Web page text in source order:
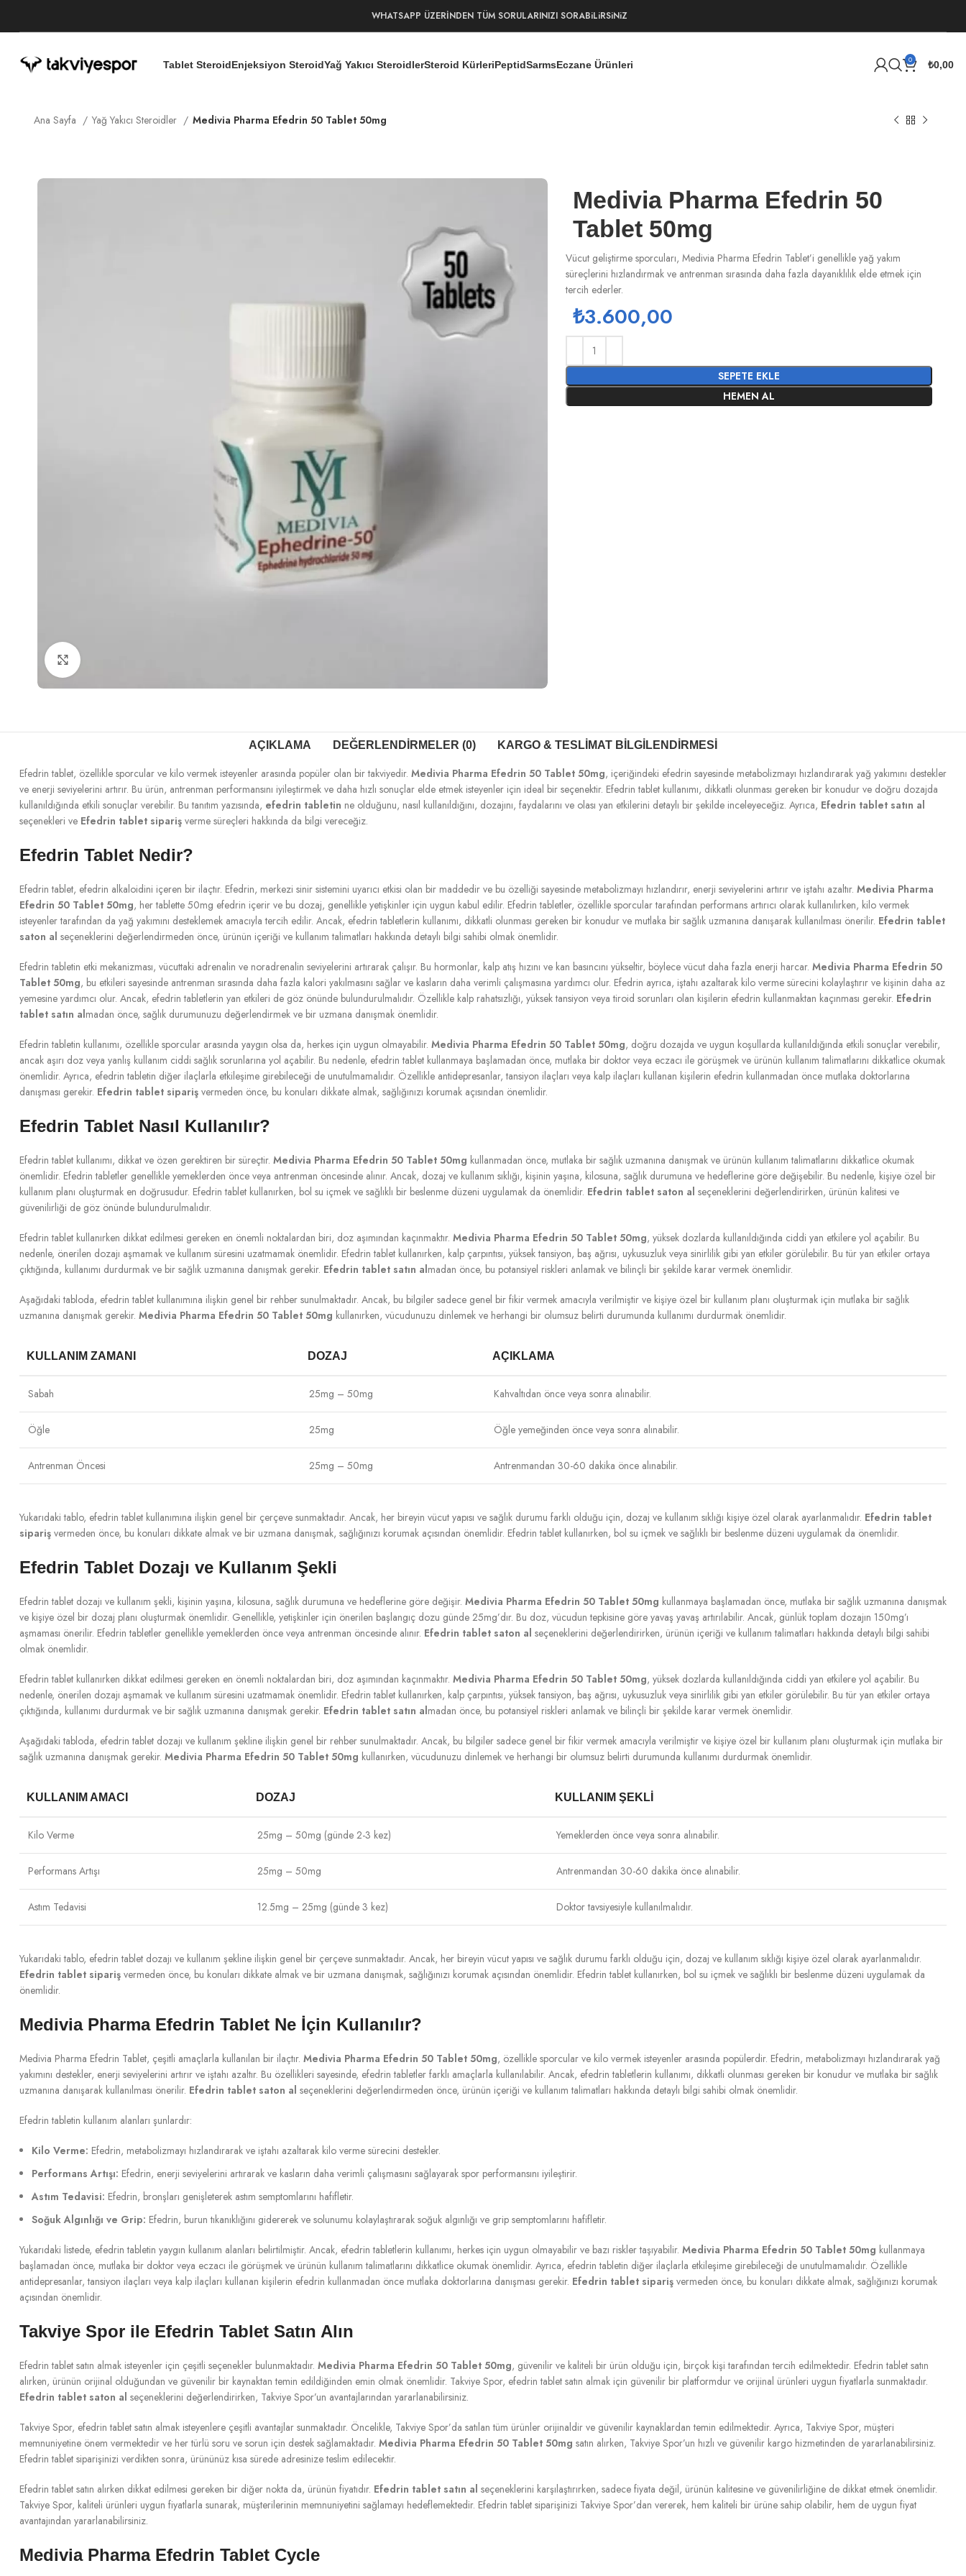
WHATSAPP ÜZERİNDEN TÜM SORULARINIZI SORABiLiRSiNiZ
Tablet SteroidEnjeksiyon SteroidYağ Yakıcı SteroidlerSteroid KürleriPeptidSarmsEczane Ürünleri 0 ₺0,00
Ana Sayfa Yağ Yakıcı Steroidler Medivia Pharma Efedrin 50 Tablet 50mg
Medivia Pharma Efedrin 50
Tablet 50mg
Vücut geliştirme sporcuları, Medivia Pharma Efedrin Tablet’i genellikle yağ yakım
süreçlerini hızlandırmak ve antrenman sırasında daha fazla dayanıklılık elde etmek için
tercih ederler.
₺3.600,00
SEPETE EKLE
HEMEN AL
AÇIKLAMA DEĞERLENDIRMELER (0) KARGO & TESLIMAT BILGILENDIRMESI
Efedrin tablet, özellikle sporcular ve kilo vermek isteyenler arasında popüler olan bir takviyedir. Medivia Pharma Efedrin 50 Tablet 50mg, içeriğindeki efedrin sayesinde metabolizmayı hızlandırarak yağ yakımını destekler
ve enerji seviyelerini artırır. Bu ürün, antrenman performansını iyileştirmek ve daha hızlı sonuçlar elde etmek isteyenler için ideal bir seçenektir. Efedrin tablet kullanımı, dikkatli olunması gereken bir konudur ve doğru dozajda
kullanıldığında etkili sonuçlar verebilir. Bu tanıtım yazısında, efedrin tabletin ne olduğunu, nasıl kullanıldığını, dozajını, faydalarını ve olası yan etkilerini detaylı bir şekilde inceleyeceğiz. Ayrıca, Efedrin tablet satın al
seçenekleri ve Efedrin tablet sipariş verme süreçleri hakkında da bilgi vereceğiz.
Efedrin Tablet Nedir?
Efedrin tablet, efedrin alkaloidini içeren bir ilaçtır. Efedrin, merkezi sinir sistemini uyarıcı etkisi olan bir maddedir ve bu özelliği sayesinde metabolizmayı hızlandırır, enerji seviyelerini artırır ve iştahı azaltır. Medivia Pharma
Efedrin 50 Tablet 50mg, her tablette 50mg efedrin içerir ve bu dozaj, genellikle yetişkinler için uygun kabul edilir. Efedrin tabletler, özellikle sporcular tarafından performans artırıcı olarak kullanılırken, kilo vermek
isteyenler tarafından da yağ yakımını desteklemek amacıyla tercih edilir. Ancak, efedrin tabletlerin kullanımı, dikkatli olunması gereken bir konudur ve mutlaka bir sağlık uzmanına danışarak kullanılması önerilir. Efedrin tablet
saton al seçeneklerini değerlendirmeden önce, ürünün içeriği ve kullanım talimatları hakkında detaylı bilgi sahibi olmak önemlidir.
Efedrin tabletin etki mekanizması, vücuttaki adrenalin ve noradrenalin seviyelerini artırarak çalışır. Bu hormonlar, kalp atış hızını ve kan basıncını yükseltir, böylece vücut daha fazla enerji harcar. Medivia Pharma Efedrin 50
Tablet 50mg, bu etkileri sayesinde antrenman sırasında daha fazla kalori yakılmasını sağlar ve kasların daha verimli çalışmasına yardımcı olur. Efedrin ayrıca, iştahı azaltarak kilo verme sürecini kolaylaştırır ve kişinin daha az
yemesine yardımcı olur. Ancak, efedrin tabletlerin yan etkileri de göz önünde bulundurulmalıdır. Özellikle kalp rahatsızlığı, yüksek tansiyon veya tiroid sorunları olan kişilerin efedrin kullanmaktan kaçınması gerekir. Efedrin
tablet satın almadan önce, sağlık durumunuzu değerlendirmek ve bir uzmana danışmak önemlidir.
Efedrin tabletin kullanımı, özellikle sporcular arasında yaygın olsa da, herkes için uygun olmayabilir. Medivia Pharma Efedrin 50 Tablet 50mg, doğru dozajda ve uygun koşullarda kullanıldığında etkili sonuçlar verebilir,
ancak aşırı doz veya yanlış kullanım ciddi sağlık sorunlarına yol açabilir. Bu nedenle, efedrin tablet kullanmaya başlamadan önce, mutlaka bir doktor veya eczacı ile görüşmek ve ürünün kullanım talimatlarını dikkatlice okumak
önemlidir. Ayrıca, efedrin tabletin diğer ilaçlarla etkileşime girebileceği de unutulmamalıdır. Özellikle antidepresanlar, tansiyon ilaçları veya kalp ilaçları kullanan kişilerin efedrin kullanmadan önce mutlaka doktorlarına
danışması gerekir. Efedrin tablet sipariş vermeden önce, bu konuları dikkate almak, sağlığınızı korumak açısından önemlidir.
Efedrin Tablet Nasıl Kullanılır?
Efedrin tablet kullanımı, dikkat ve özen gerektiren bir süreçtir. Medivia Pharma Efedrin 50 Tablet 50mg kullanmadan önce, mutlaka bir sağlık uzmanına danışmak ve ürünün kullanım talimatlarını dikkatlice okumak
önemlidir. Efedrin tabletler genellikle yemeklerden önce veya antrenman öncesinde alınır. Ancak, dozaj ve kullanım sıklığı, kişinin yaşına, kilosuna, sağlık durumuna ve hedeflerine göre değişebilir. Bu nedenle, kişiye özel bir
kullanım planı oluşturmak en doğrusudur. Efedrin tablet kullanırken, bol su içmek ve sağlıklı bir beslenme düzeni uygulamak da önemlidir. Efedrin tablet saton al seçeneklerini değerlendirirken, ürünün kalitesi ve
güvenilirliği de göz önünde bulundurulmalıdır.
Efedrin tablet kullanırken dikkat edilmesi gereken en önemli noktalardan biri, doz aşımından kaçınmaktır. Medivia Pharma Efedrin 50 Tablet 50mg, yüksek dozlarda kullanıldığında ciddi yan etkilere yol açabilir. Bu
nedenle, önerilen dozajı aşmamak ve kullanım süresini uzatmamak önemlidir. Efedrin tablet kullanırken, kalp çarpıntısı, yüksek tansiyon, baş ağrısı, uykusuzluk veya sinirlilik gibi yan etkiler görülebilir. Bu tür yan etkiler ortaya
çıktığında, kullanımı durdurmak ve bir sağlık uzmanına danışmak gerekir. Efedrin tablet satın almadan önce, bu potansiyel riskleri anlamak ve bilinçli bir şekilde karar vermek önemlidir.
Aşağıdaki tabloda, efedrin tablet kullanımına ilişkin genel bir rehber sunulmaktadır. Ancak, bu bilgiler sadece genel bir fikir vermek amacıyla verilmiştir ve kişiye özel bir kullanım planı oluşturmak için mutlaka bir sağlık
uzmanına danışmak gerekir. Medivia Pharma Efedrin 50 Tablet 50mg kullanırken, vücudunuzu dinlemek ve herhangi bir olumsuz belirti durumunda kullanımı durdurmak önemlidir.
KULLANIM ZAMANI DOZAJ AÇIKLAMA
Sabah 25mg – 50mg Kahvaltıdan önce veya sonra alınabilir.
Öğle 25mg Öğle yemeğinden önce veya sonra alınabilir.
Antrenman Öncesi 25mg – 50mg Antrenmandan 30-60 dakika önce alınabilir.
Yukarıdaki tablo, efedrin tablet kullanımına ilişkin genel bir çerçeve sunmaktadır. Ancak, her bireyin vücut yapısı ve sağlık durumu farklı olduğu için, dozaj ve kullanım sıklığı kişiye özel olarak ayarlanmalıdır. Efedrin tablet
sipariş vermeden önce, bu konuları dikkate almak ve bir uzmana danışmak, sağlığınızı korumak açısından önemlidir. Efedrin tablet kullanırken, bol su içmek ve sağlıklı bir beslenme düzeni uygulamak da önemlidir.
Efedrin Tablet Dozajı ve Kullanım Şekli
Efedrin tablet dozajı ve kullanım şekli, kişinin yaşına, kilosuna, sağlık durumuna ve hedeflerine göre değişir. Medivia Pharma Efedrin 50 Tablet 50mg kullanmaya başlamadan önce, mutlaka bir sağlık uzmanına danışmak
ve kişiye özel bir dozaj planı oluşturmak önemlidir. Genellikle, yetişkinler için önerilen başlangıç dozu günde 25mg’dır. Bu doz, vücudun tepkisine göre yavaş yavaş artırılabilir. Ancak, günlük toplam dozajın 150mg’ı
aşmaması önerilir. Efedrin tabletler genellikle yemeklerden önce veya antrenman öncesinde alınır. Efedrin tablet saton al seçeneklerini değerlendirirken, ürünün içeriği ve kullanım talimatları hakkında detaylı bilgi sahibi
olmak önemlidir.
Efedrin tablet kullanırken dikkat edilmesi gereken en önemli noktalardan biri, doz aşımından kaçınmaktır. Medivia Pharma Efedrin 50 Tablet 50mg, yüksek dozlarda kullanıldığında ciddi yan etkilere yol açabilir. Bu
nedenle, önerilen dozajı aşmamak ve kullanım süresini uzatmamak önemlidir. Efedrin tablet kullanırken, kalp çarpıntısı, yüksek tansiyon, baş ağrısı, uykusuzluk veya sinirlilik gibi yan etkiler görülebilir. Bu tür yan etkiler ortaya
çıktığında, kullanımı durdurmak ve bir sağlık uzmanına danışmak gerekir. Efedrin tablet satın almadan önce, bu potansiyel riskleri anlamak ve bilinçli bir şekilde karar vermek önemlidir.
Aşağıdaki tabloda, efedrin tablet dozajı ve kullanım şekline ilişkin genel bir rehber sunulmaktadır. Ancak, bu bilgiler sadece genel bir fikir vermek amacıyla verilmiştir ve kişiye özel bir kullanım planı oluşturmak için mutlaka bir
sağlık uzmanına danışmak gerekir. Medivia Pharma Efedrin 50 Tablet 50mg kullanırken, vücudunuzu dinlemek ve herhangi bir olumsuz belirti durumunda kullanımı durdurmak önemlidir.
KULLANIM AMACI DOZAJ KULLANIM ŞEKLI
Kilo Verme 25mg – 50mg (günde 2-3 kez) Yemeklerden önce veya sonra alınabilir.
Performans Artışı 25mg – 50mg Antrenmandan 30-60 dakika önce alınabilir.
Astım Tedavisi 12.5mg – 25mg (günde 3 kez) Doktor tavsiyesiyle kullanılmalıdır.
Yukarıdaki tablo, efedrin tablet dozajı ve kullanım şekline ilişkin genel bir çerçeve sunmaktadır. Ancak, her bireyin vücut yapısı ve sağlık durumu farklı olduğu için, dozaj ve kullanım sıklığı kişiye özel olarak ayarlanmalıdır.
Efedrin tablet sipariş vermeden önce, bu konuları dikkate almak ve bir uzmana danışmak, sağlığınızı korumak açısından önemlidir. Efedrin tablet kullanırken, bol su içmek ve sağlıklı bir beslenme düzeni uygulamak da
önemlidir.
Medivia Pharma Efedrin Tablet Ne İçin Kullanılır?
Medivia Pharma Efedrin Tablet, çeşitli amaçlarla kullanılan bir ilaçtır. Medivia Pharma Efedrin 50 Tablet 50mg, özellikle sporcular ve kilo vermek isteyenler arasında popülerdir. Efedrin, metabolizmayı hızlandırarak yağ
yakımını destekler, enerji seviyelerini artırır ve iştahı azaltır. Bu özellikleri sayesinde, efedrin tabletler farklı amaçlarla kullanılabilir. Ancak, efedrin tabletlerin kullanımı, dikkatli olunması gereken bir konudur ve mutlaka bir sağlık
uzmanına danışarak kullanılması önerilir. Efedrin tablet saton al seçeneklerini değerlendirmeden önce, ürünün içeriği ve kullanım talimatları hakkında detaylı bilgi sahibi olmak önemlidir.
Efedrin tabletin kullanım alanları şunlardır:
Kilo Verme: Efedrin, metabolizmayı hızlandırarak ve iştahı azaltarak kilo verme sürecini destekler.
Performans Artışı: Efedrin, enerji seviyelerini artırarak ve kasların daha verimli çalışmasını sağlayarak spor performansını iyileştirir.
Astım Tedavisi: Efedrin, bronşları genişleterek astım semptomlarını hafifletir.
Soğuk Algınlığı ve Grip: Efedrin, burun tıkanıklığını gidererek ve solunumu kolaylaştırarak soğuk algınlığı ve grip semptomlarını hafifletir.
Yukarıdaki listede, efedrin tabletin yaygın kullanım alanları belirtilmiştir. Ancak, efedrin tabletlerin kullanımı, herkes için uygun olmayabilir ve bazı riskler taşıyabilir. Medivia Pharma Efedrin 50 Tablet 50mg kullanmaya
başlamadan önce, mutlaka bir doktor veya eczacı ile görüşmek ve ürünün kullanım talimatlarını dikkatlice okumak önemlidir. Ayrıca, efedrin tabletin diğer ilaçlarla etkileşime girebileceği de unutulmamalıdır. Özellikle
antidepresanlar, tansiyon ilaçları veya kalp ilaçları kullanan kişilerin efedrin kullanmadan önce mutlaka doktorlarına danışması gerekir. Efedrin tablet sipariş vermeden önce, bu konuları dikkate almak, sağlığınızı korumak
açısından önemlidir.
Takviye Spor ile Efedrin Tablet Satın Alın
Efedrin tablet satın almak isteyenler için çeşitli seçenekler bulunmaktadır. Medivia Pharma Efedrin 50 Tablet 50mg, güvenilir ve kaliteli bir ürün olduğu için, birçok kişi tarafından tercih edilmektedir. Efedrin tablet satın
alırken, ürünün orijinal olduğundan ve güvenilir bir kaynaktan temin edildiğinden emin olmak önemlidir. Takviye Spor, efedrin tablet satın almak için güvenilir bir platformdur ve orijinal ürünleri uygun fiyatlarla sunmaktadır.
Efedrin tablet saton al seçeneklerini değerlendirirken, Takviye Spor’un avantajlarından yararlanabilirsiniz.
Takviye Spor, efedrin tablet satın almak isteyenlere çeşitli avantajlar sunmaktadır. Öncelikle, Takviye Spor’da satılan tüm ürünler orijinaldir ve güvenilir kaynaklardan temin edilmektedir. Ayrıca, Takviye Spor, müşteri
memnuniyetine önem vermektedir ve her türlü soru ve sorun için destek sağlamaktadır. Medivia Pharma Efedrin 50 Tablet 50mg satın alırken, Takviye Spor’un hızlı ve güvenilir kargo hizmetinden de yararlanabilirsiniz.
Efedrin tablet siparişinizi verdikten sonra, ürününüz kısa sürede adresinize teslim edilecektir.
Efedrin tablet satın alırken dikkat edilmesi gereken bir diğer nokta da, ürünün fiyatıdır. Efedrin tablet satın al seçeneklerini karşılaştırırken, sadece fiyata değil, ürünün kalitesine ve güvenilirliğine de dikkat etmek önemlidir.
Takviye Spor, kaliteli ürünleri uygun fiyatlarla sunarak, müşterilerinin memnuniyetini sağlamayı hedeflemektedir. Efedrin tablet siparişinizi Takviye Spor’dan vererek, hem kaliteli bir ürüne sahip olabilir, hem de uygun fiyat
avantajından yararlanabilirsiniz.
Medivia Pharma Efedrin Tablet Cycle